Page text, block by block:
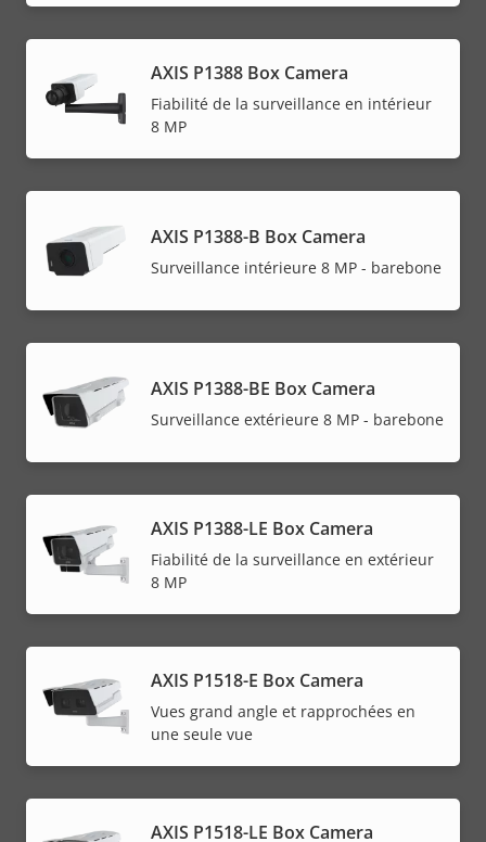
AXIS P1388 Box Camera
Fiabilité de la surveillance en intérieur
8 MP
AXIS P1388-B Box Camera
Surveillance intérieure 8 MP - barebone
AXIS P1388-BE Box Camera
Surveillance extérieure 8 MP - barebone
AXIS P1388-LE Box Camera
Fiabilité de la surveillance en extérieur
8 MP
AXIS P1518-E Box Camera
Vues grand angle et rapprochées en
une seule vue
AXIS P1518-LE Box Camera